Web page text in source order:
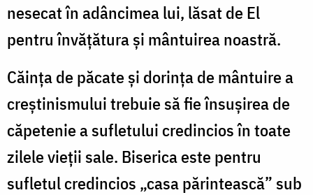
nesecat în adâncimea lui, lăsat de El
pentru învăţătura şi mântuirea noastră.
Căinţa de păcate şi dorinţa de mântuire a
creştinismului trebuie să fie însuşirea de
căpetenie a sufletului credincios în toate
zilele vieţii sale. Biserica este pentru
sufletul credincios „casa părintească” sub